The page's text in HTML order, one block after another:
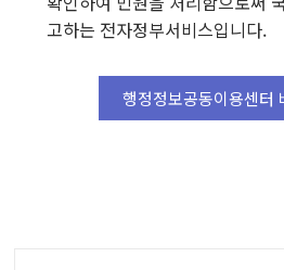
고하는 전자정부서비스입니다.
행정정보공동이용센터